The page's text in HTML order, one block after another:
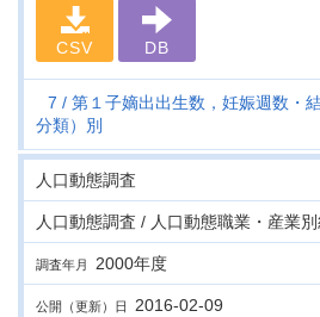
CSV DB
7
第１子嫡出出生数，妊娠週数・
分類）別
人口動態調査
人口動態調査 / 人口動態職業・産業
調査年月 2000年度
公開（更新）日 2016-02-09